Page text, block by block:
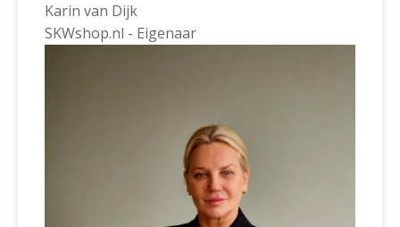
Karin van Dijk
SKWshop.nl - Eigenaar